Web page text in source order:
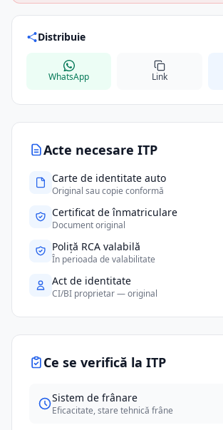
Acte necesare ITP
Carte de identitate auto
Original sau copie conformă
Certificat de înmatriculare
Document original
Poliță RCA valabilă
În perioada de valabilitate
Act de identitate
CI/BI proprietar — original
Ce se verifică la ITP
Sistem de frânare
Eficacitate, stare tehnică frâne
Distribuie
WhatsApp Link